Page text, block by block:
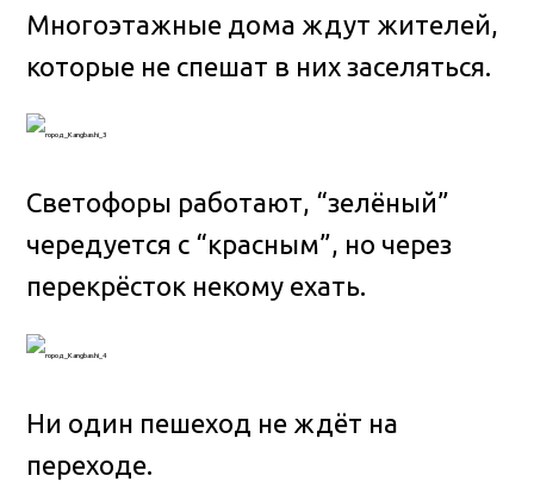
Многоэтажные дома ждут жителей,
которые не спешат в них заселяться.
Светофоры работают, “зелёный”
чередуется с “красным”, но через
перекрёсток некому ехать.
Ни один пешеход не ждёт на
переходе.